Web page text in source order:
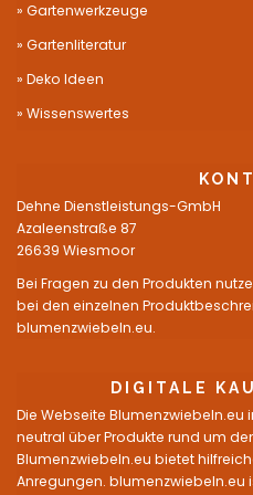
Gartenwerkzeuge
Gartenliteratur
Deko Ideen
Wissenswertes
Dehne Dienstleistungs-GmbH
Azaleenstraße 87
26639 Wiesmoor
Bei Fragen zu den Produkten
bei den einzelnen
blumenzwiebeln.eu.
DIGITALE
Die Webseite
neutral über Produkte rund um
Blumenzwiebeln.eu bietet
Anregungen. blumenzwiebeln.eu